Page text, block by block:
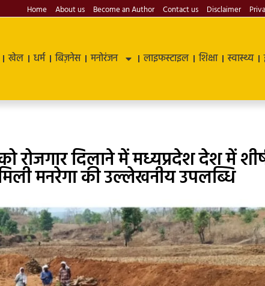
Home About us Become an Author Contact us Disclaimer
खेल धर्म बिज़नेस मनोरंजन लाइफस्टाइल शिक्षा स्वास्थ्य
रोजगार दिलाने में मध्यप्रदेश देश में
मनरेगा की उल्लेखनीय उपलब्धि